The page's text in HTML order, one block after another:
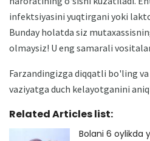
infektsiyasini yuqtirgani yoki
Bunday holatda siz
olmaysiz! U eng samarali
Farzandingizga diqqatli bo'ling
vaziyatga duch kelayotganini
Related Articles list:
Bolani 6 oylikda